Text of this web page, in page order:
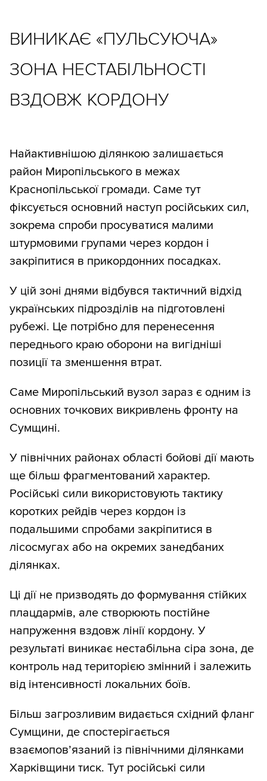
ВИНИКАЄ «ПУЛЬСУЮЧА»
ЗОНА НЕСТАБІЛЬНОСТІ
ВЗДОВЖ КОРДОНУ
Найактивнішою ділянкою залишається
район Миропільського в межах
Краснопільської громади. Саме тут
фіксується основний наступ російських сил,
зокрема спроби просуватися малими
штурмовими групами через кордон і
закріпитися в прикордонних посадках.
У цій зоні днями відбувся тактичний відхід
українських підрозділів на підготовлені
рубежі. Це потрібно для перенесення
переднього краю оборони на вигідніші
позиції та зменшення втрат.
Саме Миропільський вузол зараз є одним із
основних точкових викривлень фронту на
Сумщині.
У північних районах області бойові дії мають
ще більш фрагментований характер.
Російські сили використовують тактику
коротких рейдів через кордон із
подальшими спробами закріпитися в
лісосмугах або на окремих занедбаних
ділянках.
Ці дії не призводять до формування стійких
плацдармів, але створюють постійне
напруження вздовж лінії кордону. У
результаті виникає нестабільна сіра зона, де
контроль над територією змінний і залежить
від інтенсивності локальних боїв.
Більш загрозливим видається східний фланг
Сумщини, де спостерігається
взаємопов’язаний із північними ділянками
Харківщини тиск. Тут російські сили